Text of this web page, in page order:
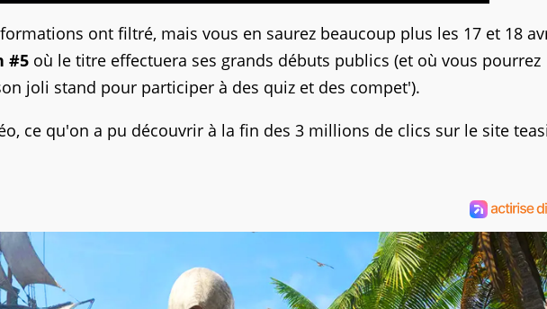
ont filtré, mais vous en saurez beaucoup plus les 17 et 18
#5 où le titre effectuera ses grands débuts publics (et où vous pourrez
joli stand pour participer à des quiz et des compet').
ce qu'on a pu découvrir à la fin des 3 millions de clics sur le site